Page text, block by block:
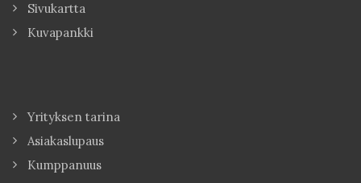
Sivukartta
Kuvapankki
Yrityksen tarina
Asiakaslupaus
Kumppanuus